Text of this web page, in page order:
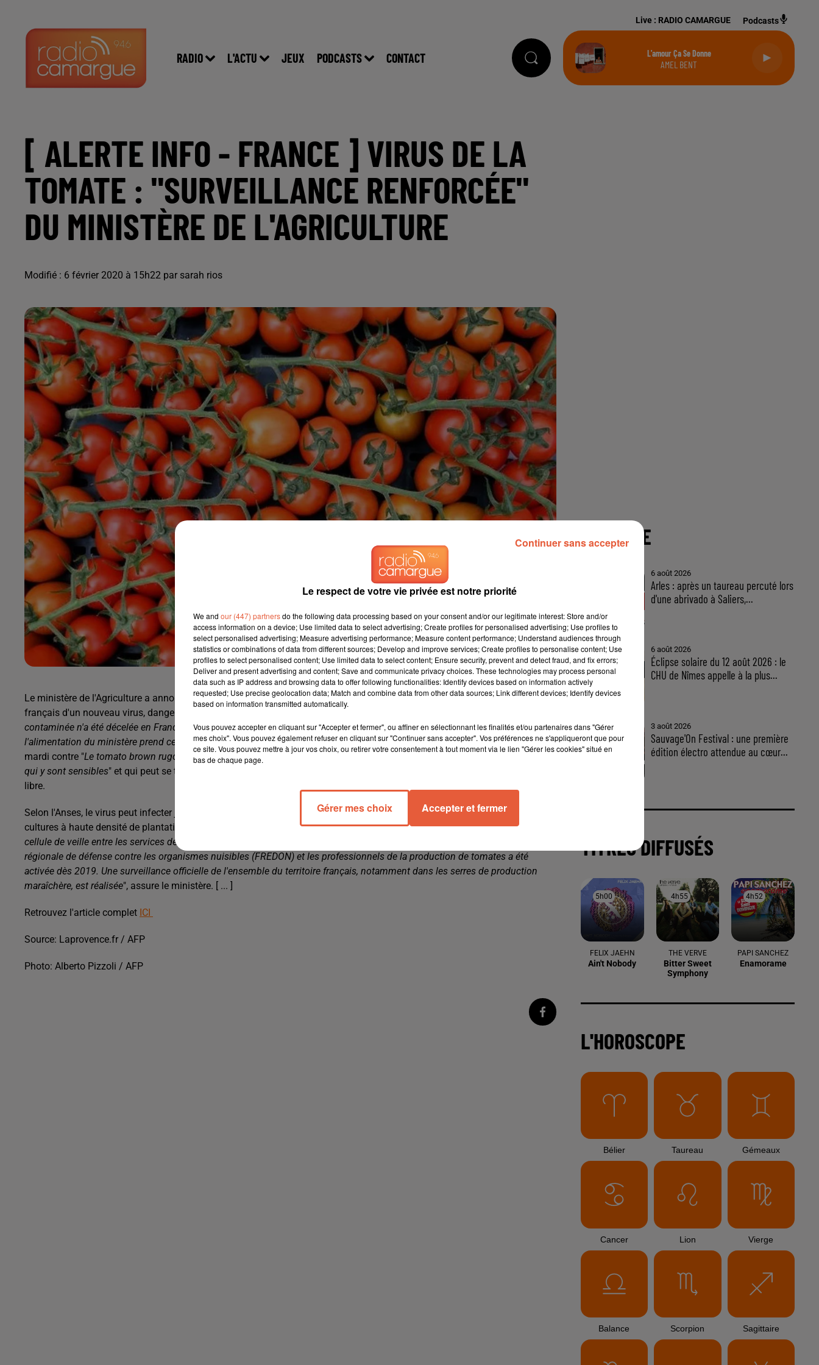
RADIO L'ACTU JEUX PODCASTS CONTACT
Live : RADIO CAMARGUE Podcasts
L'amour Ça Se Donne
AMEL BENT
[ ALERTE INFO - FRANCE ] VIRUS DE LA
TOMATE : "SURVEILLANCE RENFORCÉE"
DU MINISTÈRE DE L'AGRICULTURE
Modifié : 6 février 2020 à 15h22 par sarah rios
Le ministère de l'Agriculture a annoncé jeudi la mise en place une "surveillance renforcée" afin de protéger le territoire
français d'un nouveau virus, dangereux pour les plantes potagères, notamment la tomate. "
contaminée n'a été décelée en France
", a indiqué le ministère dans un communiqué, mais "la Direction générale de
l'alimentation du ministère prend cette menace très au sérieux". L'Agence de sécurité sanitaire (Anses) avait mis en garde
mardi contre "Le tomato brown rugose fruit virus" (ToBRFV), un nouveau virus "
qui y sont sensibles" et qui peut se transmettre par les semences, les plants et les fruits infectés, et survit longtemps à l'air
libre.
Selon l'Anses, le virus peut infecter jusqu'à 100% des plantes sur un site de production, ce qui le rend redoutable pour les
cultures à haute densité de plantation comme les cultures sous serre. En revanche, il n'a pas d'impact sur l'homme. "
cellule de veille entre les services de l'Etat
régionale de défense contre les organismes nuisibles (FREDON) et les professionnels de la production de tomates a été
activée dès 2019. Une surveillance officielle de l'ensemble du territoire français, notamment dans les serres de production
maraîchère, est réalisée", assure le ministère. [ ... ]
Retrouvez l'article complet ICI
Source: Laprovence.fr / AFP
Photo: Alberto Pizzoli / AFP
À LA UNE
6 août 2026
Arles : après un taureau percuté lors
d'une abrivado à Saliers,...
6 août 2026
Éclipse solaire du 12 août 2026 : le
CHU de Nîmes appelle à la plus...
3 août 2026
Sauvage'On Festival : une première
édition électro attendue au cœur...
TITRES DIFFUSÉS
5h00
5h00
FELIX JAEHN
Ain't Nobody
4h55
4h55
THE VERVE
Bitter Sweet
Symphony
4h52
4h52
PAPI SANCHEZ
Enamorame
L'HOROSCOPE
Bélier Taureau Gémeaux
Cancer Lion Vierge
Balance Scorpion Sagittaire
Le respect de votre vie privée est notre priorité
We and our (447) partnersdo the following data processing based on your consent and/or our legitimate interest: Store and/or
access information on a device; Use limited data to select advertising; Create profiles for personalised advertising; Use profiles to
select personalised advertising; Measure advertising performance; Measure content performance; Understand audiences through
statistics or combinations of data from different sources; Develop and improve services; Create profiles to personalise content; Use
profiles to select personalised content; Use limited data to select content; Ensure security, prevent and detect fraud, and fix errors;
Deliver and present advertising and content; Save and communicate privacy choices. These technologies may process personal
data such as IP address and browsing data to offer following functionalities: Identify devices based on information actively
requested; Use precise geolocation data; Match and combine data from other data sources; Link different devices; Identify devices
based on information transmitted automatically.
Vous pouvez accepter en cliquant sur "Accepter et fermer", ou affiner en sélectionnant les finalités et/ou partenaires dans "Gérer
mes choix". Vous pouvez également refuser en cliquant sur "Continuer sans accepter". Vos préférences ne s'appliqueront que pour
ce site. Vous pouvez mettre à jour vos choix, ou retirer votre consentement à tout moment via le lien "Gérer les cookies" situé en
bas de chaque page.
Gérer mes choix Accepter et fermer
Continuer sans accepter